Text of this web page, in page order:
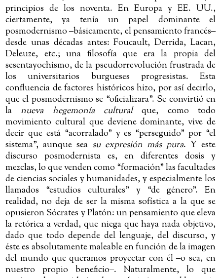
principios de los noventa. En Europa y EE. UU.,
ciertamente, ya tenía un papel dominante el
posmodernismo‒básicamente, el pensamiento francés‒
desde unas décadas antes: Foucault, Derrida, Lacan,
Deleuze, etc.; una filosofía que era la propia del
sesentayochismo, de la pseudorrevolución frustrada de
los universitarios burgueses progresistas. Esta
confluencia de factores históricos hizo, por así decirlo,
que el posmodernismo se “oficializara”. Se convirtió en
la nueva hegemonía culturalque, como todo
movimiento cultural que deviene dominante, vive de
decir que está “acorralado” y es “perseguido” por “el
sistema”, aunque sea su expresión más pura. Y este
discurso posmodernista es, en diferentes dosis y
mezclas, lo que venden como “formación” las facultades
de ciencias sociales y humanidades, y especialmente los
llamados “estudios culturales” y “de género”. En
realidad, no deja de ser la misma sofística a la que se
opusieron Sócrates y Platón: un pensamiento que eleva
la retórica a verdad, que niega que haya nada objetivo,
dado que todo depende del lenguaje, del discurso, y
éste es absolutamente maleable en función de la imagen
del mundo que queramos proyectar con él‒o sea, en
nuestro propio beneficio‒. Naturalmente, lo que